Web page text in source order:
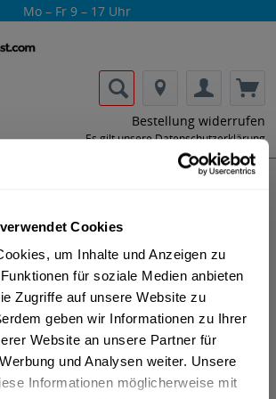
Cookies
um Inhalte und Anzeigen zu
für soziale Medien anbieten
Zugriffe auf unsere Website zu
geben wir Informationen zu Ihrer
Website an unsere Partner für
und Analysen weiter. Unsere
Informationen möglicherweise mit
Mo – Fr 9 – 17 Uhr
Bestellung widerrufen
Es gilt unsereDatenschutzerklärung
von Heldenpause
oder ins Büro liefern.